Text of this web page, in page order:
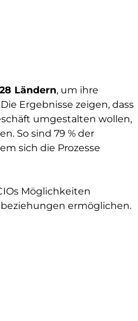
Ländern, um ihre
Ergebnisse zeigen, dass
umgestalten wollen,
So sind 79 % der
sich die Prozesse
Möglichkeiten
ermöglichen.